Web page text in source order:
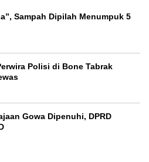
Sampah Dipilah Menumpuk 5
Polisi di Bone Tabrak
Gowa Dipenuhi, DPRD